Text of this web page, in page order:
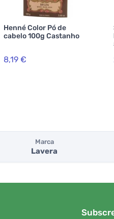
Henné Color Pó de
cabelo 100g Castanho
8,19 €
Marca
Lavera